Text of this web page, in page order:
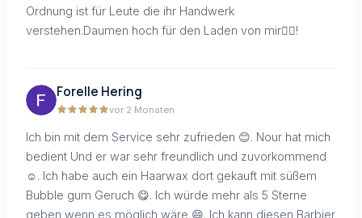
Ordnung ist für Leute die ihr Handwerk
verstehen.Daumen hoch für den Laden von mir👍🏼!
Forelle Hering
vor 2 Monaten
Ich bin mit dem Service sehr zufrieden 😊. Nour hat mich
bedient Und er war sehr freundlich und zuvorkommend
☺. Ich habe auch ein Haarwax dort gekauft mit süßem
Bubble gum Geruch 😋. Ich würde mehr als 5 Sterne
geben wenn es möglich wäre 😄. Ich kann diesen Barbier